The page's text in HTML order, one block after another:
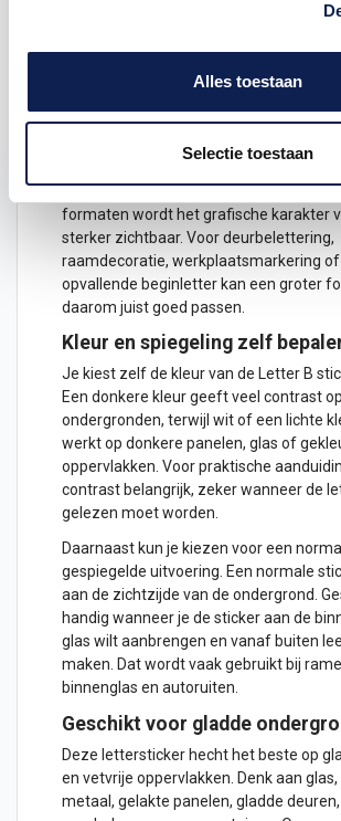
Alles toestaan
Selectie toestaan
van 1 cm tot en met 120 cm. Daardoor
ook groot toepassen op ramen, deuren,
panelen, borden of voertuigen. De
herkenbare markering of compacte
formaten wordt het grafische karakter
sterker zichtbaar. Voor deurbelettering,
raamdecoratie, werkplaatsmarkering of
opvallende beginletter kan een groter
daarom juist goed passen.
Kleur en spiegeling zelf
Je kiest zelf de kleur van de Letter B
Een donkere kleur geeft veel contrast
ondergronden, terwijl wit of een lichte
werkt op donkere panelen, glas of
oppervlakken. Voor praktische
contrast belangrijk, zeker wanneer de
gelezen moet worden.
Daarnaast kun je kiezen voor een
gespiegelde uitvoering. Een normale
aan de zichtzijde van de ondergrond.
handig wanneer je de sticker aan de
glas wilt aanbrengen en vanaf buiten
maken. Dat wordt vaak gebruikt bij
binnenglas en autoruiten.
Geschikt voor gladde
Deze lettersticker hecht het beste op
en vetvrije oppervlakken. Denk aan
metaal, gelakte panelen, gladde